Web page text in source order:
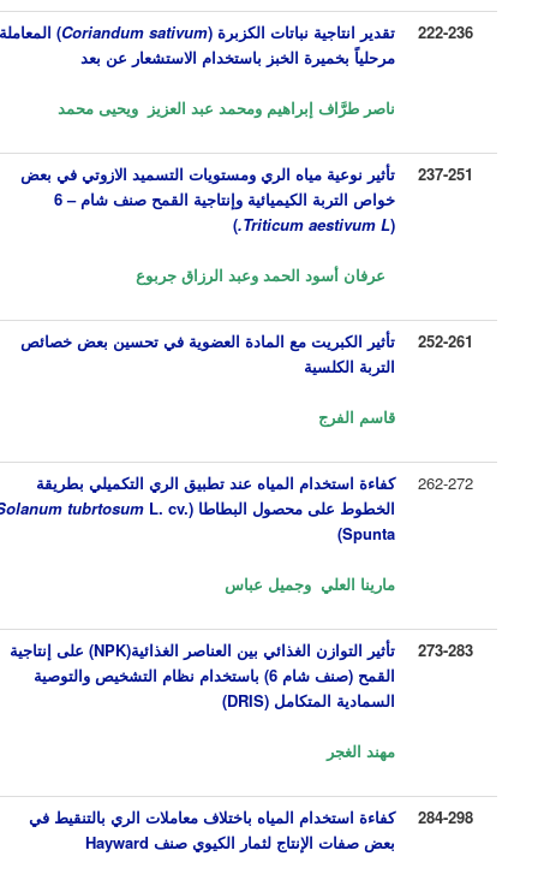
222-236 تقدير انتاجية نباتات الكزبرة ( Coriandum sativum) المعاملة
مرحلياً بخميرة الخبز باستخدام الاستشعار عن بعد
ناصر طرَّاف إبراهيم ومحمد عبد العزيز ويحيى محمد
237-251
تأثير نوعية مياه الري ومستويات التسميد الازوتي في بعض
خواص التربة الكيميائية وإنتاجية القمح صنف شام – 6
Triticum aestivum L.
)
عرفان أسود الحمد وعبد الرزاق جربوع
252-261 تأثير الكبريت مع المادة العضوية في تحسين بعض خصائص
التربة الكلسية
قاسم الفرج
262-272
كفاءة استخدام المياه عند تطبيق الري التكميلي بطريقة
الخطوط على محصول البطاطا
Solanum tubrtosum L. cv.
Spunta
)
مارينا العلي وجميل عباس
273-283 تأثير التوازن الغذائي بين العناصر الغذائية(NPK) على إنتاجية
القمح (صنف شام 6) باستخدام نظام التشخيص والتوصية
السمادية المتكامل ( DRIS
)
مهند الغجر
284-298
كفاءة استخدام المياه باختلاف معاملات الري بالتنقيط في
بعض صفات الإنتاج لثمار الكيوي صنفHayward